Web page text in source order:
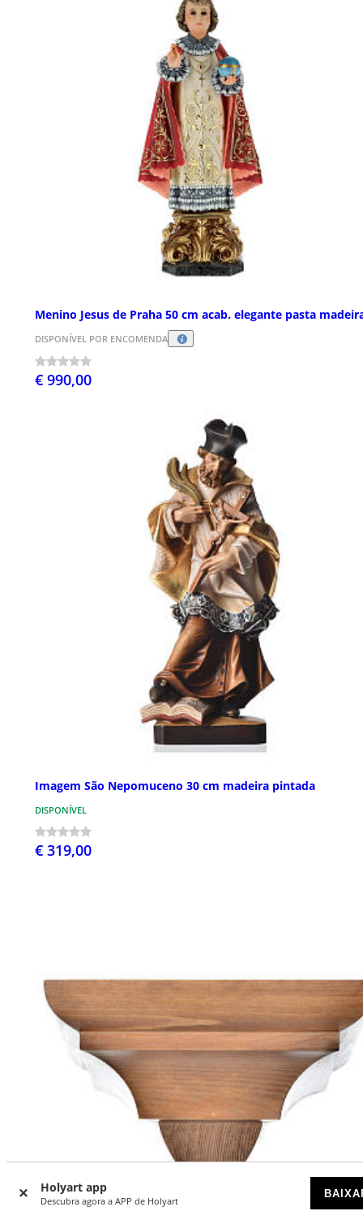
Holyart app
Descubra agora a APP de Holyart
Menino Jesus de Praha 50 cm acab. elegante pasta
DISPONÍVEL POR ENCOMENDA
€ 990,00
Imagem São Nepomuceno 30 cm madeira pintada
DISPONÍVEL
€ 319,00